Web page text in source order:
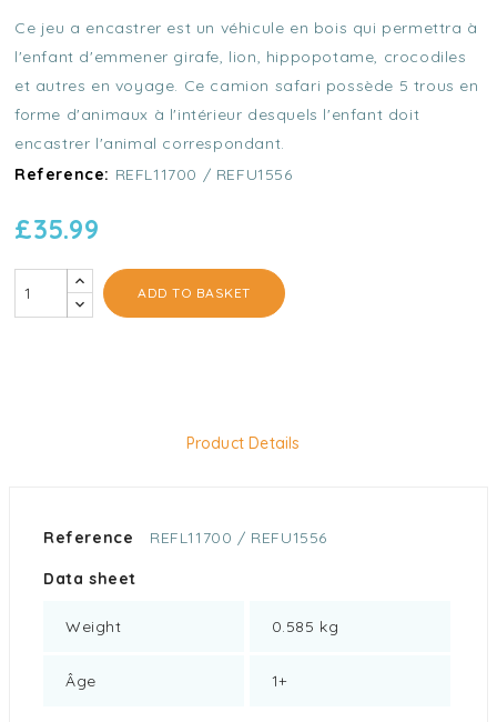
Ce jeu a encastrer est un véhicule en bois qui permettra à
l'enfant d'emmener girafe, lion, hippopotame, crocodiles
et autres en voyage. Ce camion safari possède 5 trous en
forme d'animaux à l'intérieur desquels l'enfant doit
encastrer l'animal correspondant.
Reference: REFL11700 / REFU1556
£35.99
ADD TO BASKET
Product Details
Reference REFL11700 / REFU1556
Data sheet
Weight 0.585 kg
Âge 1+